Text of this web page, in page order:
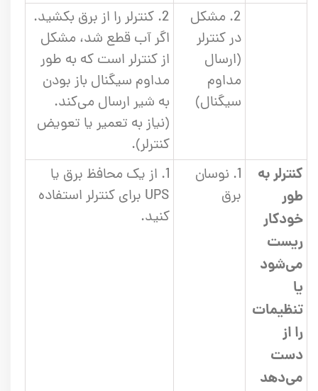
2. مشکل
در کنترلر
(ارسال
مداوم
سیگنال)
2. کنترلر را از برق بکشید.
اگر آب قطع شد، مشکل
از کنترلر است که به طور
مداوم سیگنال باز بودن
به شیر ارسال می‌کند.
(نیاز به تعمیر یا تعویض
کنترلر).
کنترلر به
طور
خودکار
ریست
می‌شود
یا
تنظیمات
را از
دست
می‌دهد
1. نوسان
برق
1. از یک محافظ برق یا
UPS برای کنترلر استفاده
کنید.